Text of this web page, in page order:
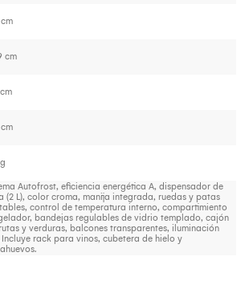
cm
Autofrost, eficiencia energética A, dispensador de
(2 L), color croma, manija integrada, ruedas y patas
control de temperatura interno, compartimiento
bandejas regulables de vidrio templado, cajón
y verduras, balcones transparentes, iluminación
Incluye rack para vinos, cubetera de hielo y